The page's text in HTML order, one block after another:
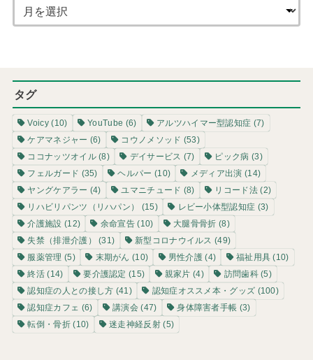
タグ
Voicy(10) YouTube (6) アルツハイマー型認知症 (7)
ケアマネジャー (6) コウノメソッド (53)
ココナッツオイル(8) デイサービス (7) ピック病 (3)
フェルガード (35) ヘルパー (10) メディア出演 (14)
ヤングケアラー (4) ユマニチュード (8) リコード法(2)
リハビリパンツ（リハパン）
(15) レビー小体型認知症 (3)
介護施設 (12) 余命宣告 (10) 大腿骨骨折 (8)
失禁（排泄介護）
(31) 新型コロナウイルス (49)
服薬管理 (5) 末期がん (10) 男性介護 (4) 福祉用具 (10)
終活 (14) 要介護認定 (15) 親家片 (4) 訪問歯科(5)
認知症の人との接し方 (41) 認知症オススメ本・グッズ (100)
認知症カフェ (6) 講演会 (47) 身体障害者手帳 (3)
転倒・骨折(10) 迷走神経反射(5)